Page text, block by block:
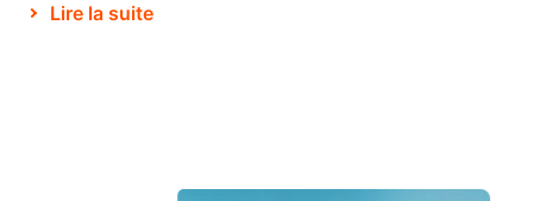
Lire la suite